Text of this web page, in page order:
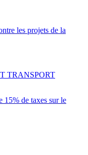
les projets de la
15% de taxes sur le
TRANSPORT